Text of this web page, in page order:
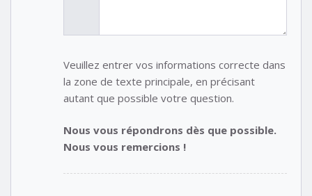
Veuillez entrer vos informations correcte dans
la zone de texte principale, en précisant
autant que possible votre question.
Nous vous répondrons dès que possible.
Nous vous remercions !